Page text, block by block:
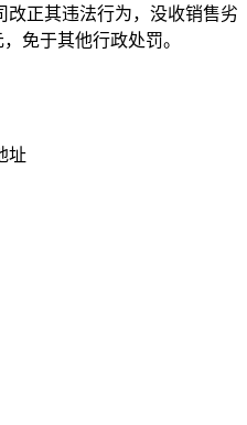
改正其违法行为，没收销售劣
免于其他行政处罚。
址